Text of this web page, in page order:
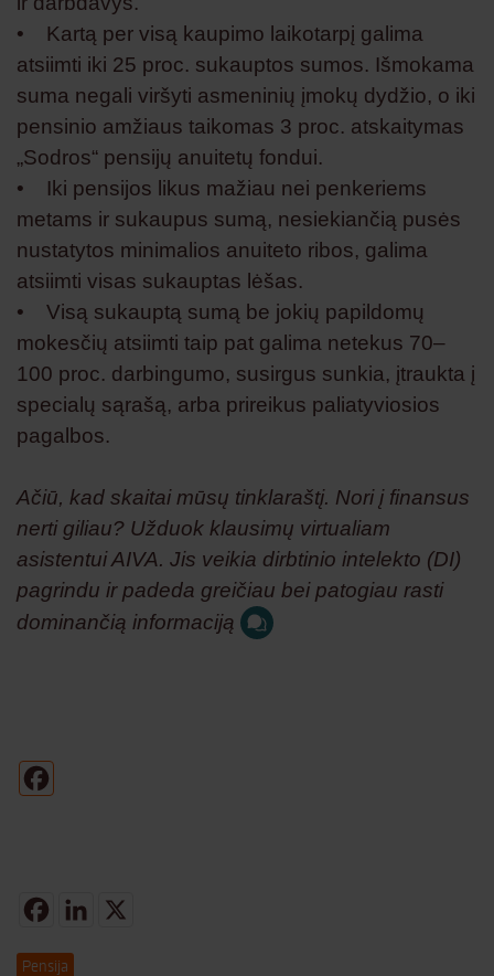
• Kartą per visą kaupimo laikotarpį galima
atsiimti iki 25 proc. sukauptos sumos. Išmokama
suma negali viršyti asmeninių įmokų dydžio, o iki
pensinio amžiaus taikomas 3 proc. atskaitymas
„Sodros“ pensijų anuitetų fondui.
• Iki pensijos likus mažiau nei penkeriems
metams ir sukaupus sumą, nesiekiančią pusės
nustatytos minimalios anuiteto ribos, galima
atsiimti visas sukauptas lėšas.
• Visą sukauptą sumą be jokių papildomų
mokesčių atsiimti taip pat galima netekus 70–
100 proc. darbingumo, susirgus sunkia, įtraukta į
specialų sąrašą, arba prireikus paliatyviosios
pagalbos.
Ačiū, kad skaitai mūsų tinklaraštį. Nori į finansus
nerti giliau? Užduok klausimų virtualiam
asistentui AIVA. Jis veikia dirbtinio intelekto (DI)
pagrindu ir padeda greičiau bei patogiau rasti
dominančią informaciją
Facebook
LinkedIn
Pensija